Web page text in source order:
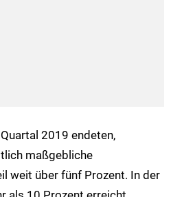
2019 endeten,
maßgebliche
weit über fünf Prozent. In der